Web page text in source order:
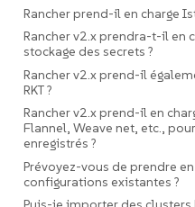
Rancher prend-il en charge
Rancher v2.x prendra-t-il en
stockage des secrets ?
Rancher v2.x prend-il
RKT ?
Rancher v2.x prend-il en
Flannel, Weave net, etc.,
enregistrés ?
Prévoyez-vous de prendre
configurations existantes ?